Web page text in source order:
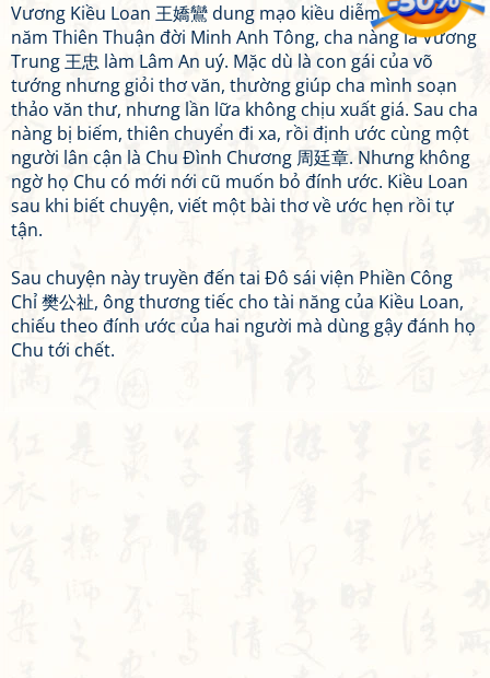
Vương Kiều Loan 王嬌鸞 dung mạo kiều diễm. Khoảng
năm Thiên Thuận đời Minh Anh Tông, cha nàng là Vương
Trung 王忠 làm Lâm An uý. Mặc dù là con gái của võ
tướng nhưng giỏi thơ văn, thường giúp cha mình soạn
thảo văn thư, nhưng lần lữa không chịu xuất giá. Sau cha
nàng bị biếm, thiên chuyển đi xa, rồi định ước cùng một
người lân cận là Chu Đình Chương 周廷章. Nhưng không
ngờ họ Chu có mới nới cũ muốn bỏ đính ước. Kiều Loan
sau khi biết chuyện, viết một bài thơ về ước hẹn rồi tự
tận.
Sau chuyện này truyền đến tai Đô sái viện Phiền Công
Chỉ 樊公祉, ông thương tiếc cho tài năng của Kiều Loan,
chiếu theo đính ước của hai người mà dùng gậy đánh họ
Chu tới chết.